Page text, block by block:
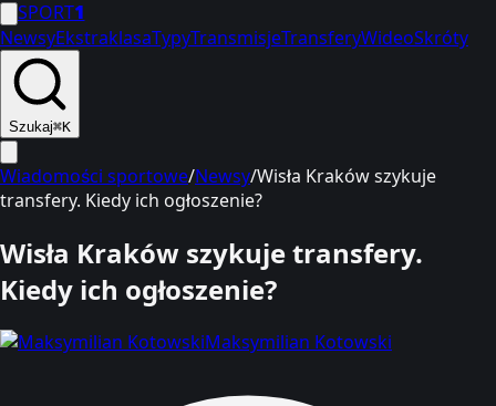
SPORT1
NewsyEkstraklasaTypyTransmisjeTransferyWideoSkróty
Szukaj⌘K
Wiadomości sportowe/Newsy/Wisła Kraków szykuje
transfery. Kiedy ich ogłoszenie?
Wisła Kraków szykuje transfery.
Kiedy ich ogłoszenie?
Maksymilian Kotowski